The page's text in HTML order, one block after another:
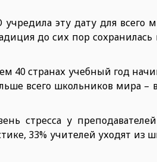
эту дату для всего
до сих пор
40 странах учебный год
всего школьников мира
стресса у
33% учителей уходят из